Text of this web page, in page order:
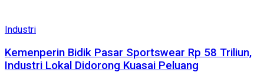
Industri
Kemenperin Bidik Pasar Sportswear Rp 58 Triliun,
Industri Lokal Didorong Kuasai Peluang